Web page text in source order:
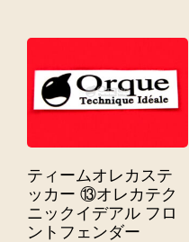
ティームオレカステ
ッカー ⑬オレカテク
ニックイデアル フロ
ントフェンダー